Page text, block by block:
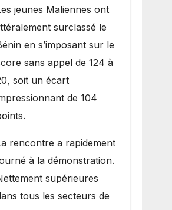
jeunes Maliennes ont
surclassé le
en s’imposant sur le
sans appel de 124 à
soit un écart
de 104
rencontre a rapidement
à la démonstration.
supérieures
tous les secteurs de